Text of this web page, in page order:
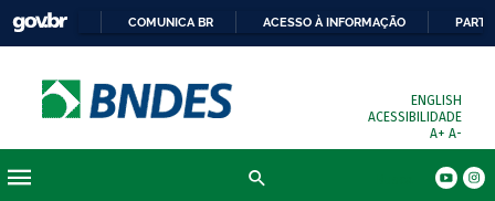
COMUNICA BR ACESSO À INFORMAÇÃO
ENGLISH
ACESSIBILIDADE
A+ A-